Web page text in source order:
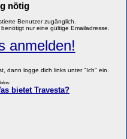
nötig
Benutzer zugänglich.
nur eine gültige Emailadresse.
anmelden!
dann logge dich links unter "Ich" ein.
bietet Travesta?